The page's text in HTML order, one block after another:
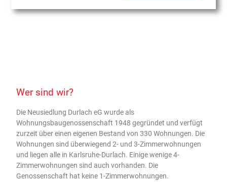
Wer sind wir?
Die Neusiedlung Durlach eG wurde als
Wohnungsbaugenossenschaft 1948 gegründet und verfügt
zurzeit über einen eigenen Bestand von 330 Wohnungen. Die
Wohnungen sind überwiegend 2- und 3-Zimmerwohnungen
und liegen alle in Karlsruhe-Durlach. Einige wenige 4-
Zimmerwohnungen sind auch vorhanden. Die
Genossenschaft hat keine 1-Zimmerwohnungen.